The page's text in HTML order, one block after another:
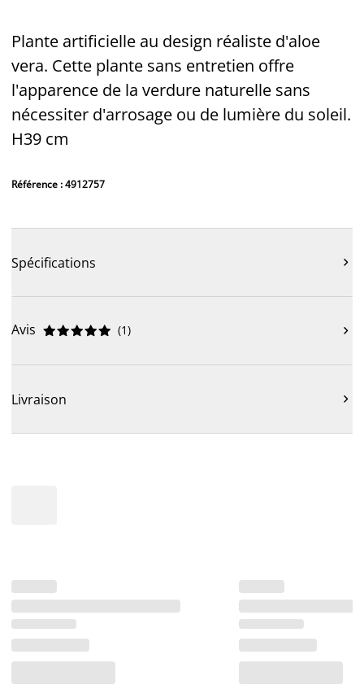
Plante artificielle au design réaliste d'aloe
vera. Cette plante sans entretien offre
l'apparence de la verdure naturelle sans
nécessiter d'arrosage ou de lumière du soleil.
H39 cm
Référence : 4912757
Spécifications 
Avis 




 (1) 
Livraison 